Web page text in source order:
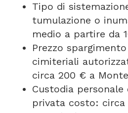
Tipo di
tumulazione o
medio a partire da
Prezzo
cimiteriali
circa 200 € a
Custodia personale
privata costo: